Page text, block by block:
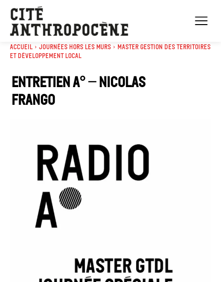
Accueil Journées Hors les murs
Master Gestion des territoires
et développement local
Entretien A° – Nicolas
Frango